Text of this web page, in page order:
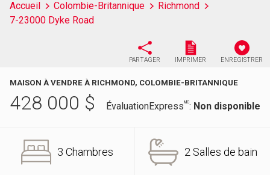
Accueil Colombie-Britannique
Richmond
7-23000 Dyke Road
PARTAGER IMPRIMER ENREGISTRER
MAISON À VENDRE À RICHMOND, COLOMBIE-BRITANNIQUE
428 000 $ ÉvaluationExpressMC: Non disponible
3 Chambres 2 Salles de bain